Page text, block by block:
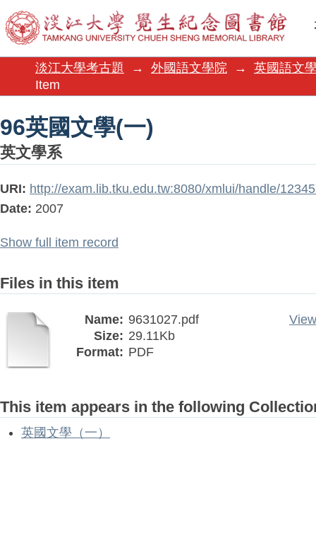
96英國文學(一)
淡江大學考古題 → 外國語文學院 →
英國語文
Item
96英國文學(一)
英文學系
URI: http://exam.lib.tku.edu.tw:8080/xmlui/handle/
Date: 2007
Show full item record
Files in this item
Name: 9631027.pdf
Size: 29.11Kb
Format: PDF
This item appears in the following
英國文學（一）